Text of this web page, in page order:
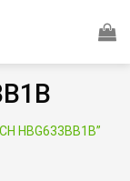
HBG633BB1B”